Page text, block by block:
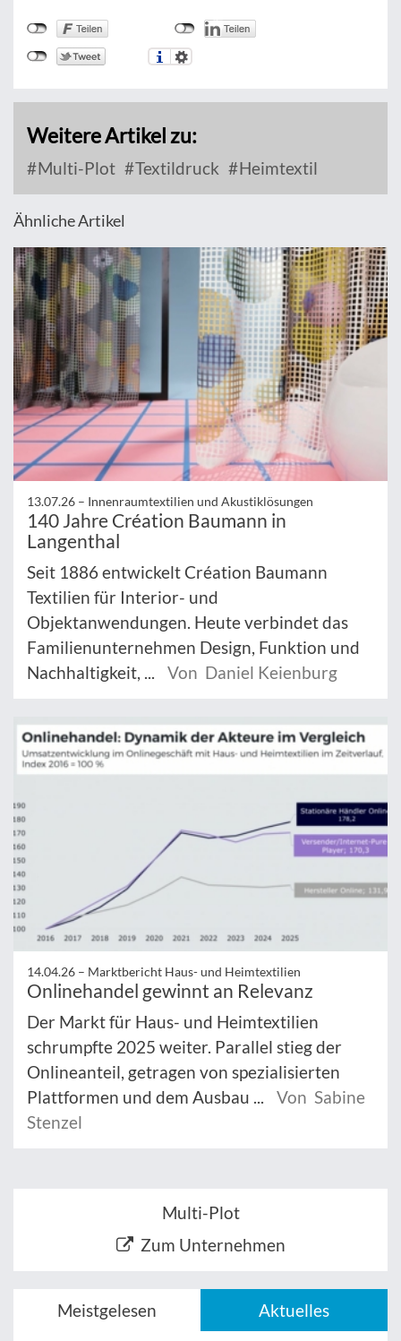
Weitere Artikel zu:
Multi-Plot Textildruck Heimtextil
Ähnliche Artikel
13.07.26 – Innenraumtextilien und Akustiklösungen
140 Jahre Création Baumann in
Langenthal
Seit 1886 entwickelt Création Baumann
Textilien für Interior- und
Objektanwendungen. Heute verbindet das
Familienunternehmen Design, Funktion und
Nachhaltigkeit, ...
Von Daniel Keienburg
14.04.26 – Marktbericht Haus- und Heimtextilien
Onlinehandel gewinnt an Relevanz
Der Markt für Haus- und Heimtextilien
schrumpfte 2025 weiter. Parallel stieg der
Onlineanteil, getragen von spezialisierten
Plattformen und dem Ausbau ...
Von Sabine
Stenzel
Multi-Plot
Zum Unternehmen
Meistgelesen Aktuelles